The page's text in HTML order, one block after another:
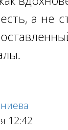
а не
12:42